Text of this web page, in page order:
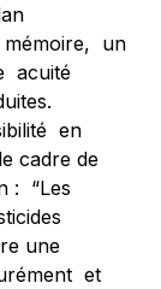
un
acuité
en
cadre de
: “Les
une
et